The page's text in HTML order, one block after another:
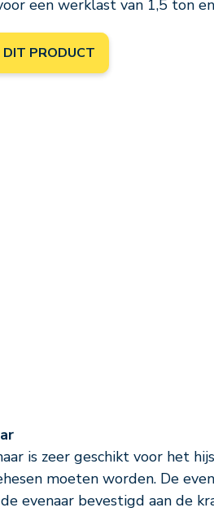
een werklast van 1,5 ton
DIT PRODUCT
is zeer geschikt voor het
moeten worden. De
evenaar bevestigd aan de